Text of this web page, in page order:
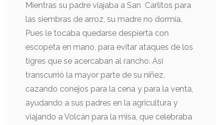
Mientras su padre viajaba a San Carlitos para
las siembras de arroz, su madre no dormía.
Pues le tocaba quedarse despierta con
escopeta en mano, para evitar ataques de los
tigres que se acercaban al rancho. Así
transcurrió la mayor parte de su niñez,
cazando conejos para la cena y para la venta,
ayudando a sus padres en la agricultura y
viajando a Volcán para la misa, que celebraba